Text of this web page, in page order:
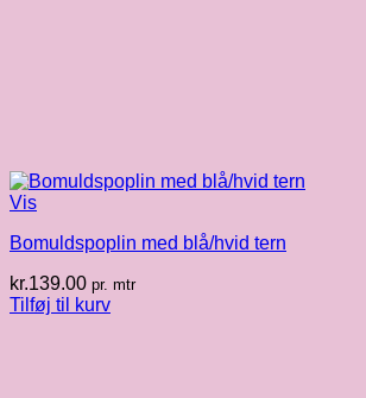
Vis
Bomuldspoplin med blå/hvid tern
kr.139.00 pr. mtr
Tilføj til kurv